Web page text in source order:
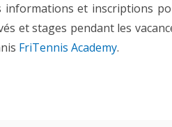
de
informations et inscriptions
et stages pendant les
FriTennis Academy.